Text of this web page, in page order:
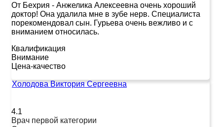
От Бехрия - Анжелика Алексеевна очень хороший
доктор! Она удалила мне в зубе нерв. Специалиста
порекомендовал сын. Гурьева очень вежливо и с
вниманием относилась.
Квалификация
Внимание
Цена-качество
Холодова Виктория Сергеевна
4.1
Врач первой категории